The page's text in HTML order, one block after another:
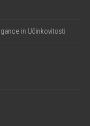
in Učinkovitosti